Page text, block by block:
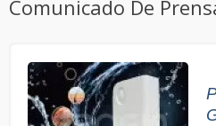
Comunicado De